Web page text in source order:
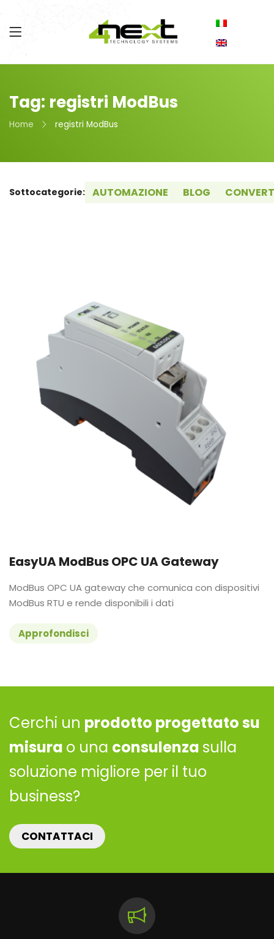
Tag: registri ModBus
Home registri ModBus
Sottocategorie: AUTOMAZIONE BLOG
EasyUA ModBus OPC UA Gateway
ModBus OPC UA gateway che comunica con dispositivi
ModBus RTU e rende disponibili i dati
Approfondisci
Cerchi un prodotto progettato su
misura o una consulenza sulla
soluzione migliore per il tuo
business?
CONTATTACI